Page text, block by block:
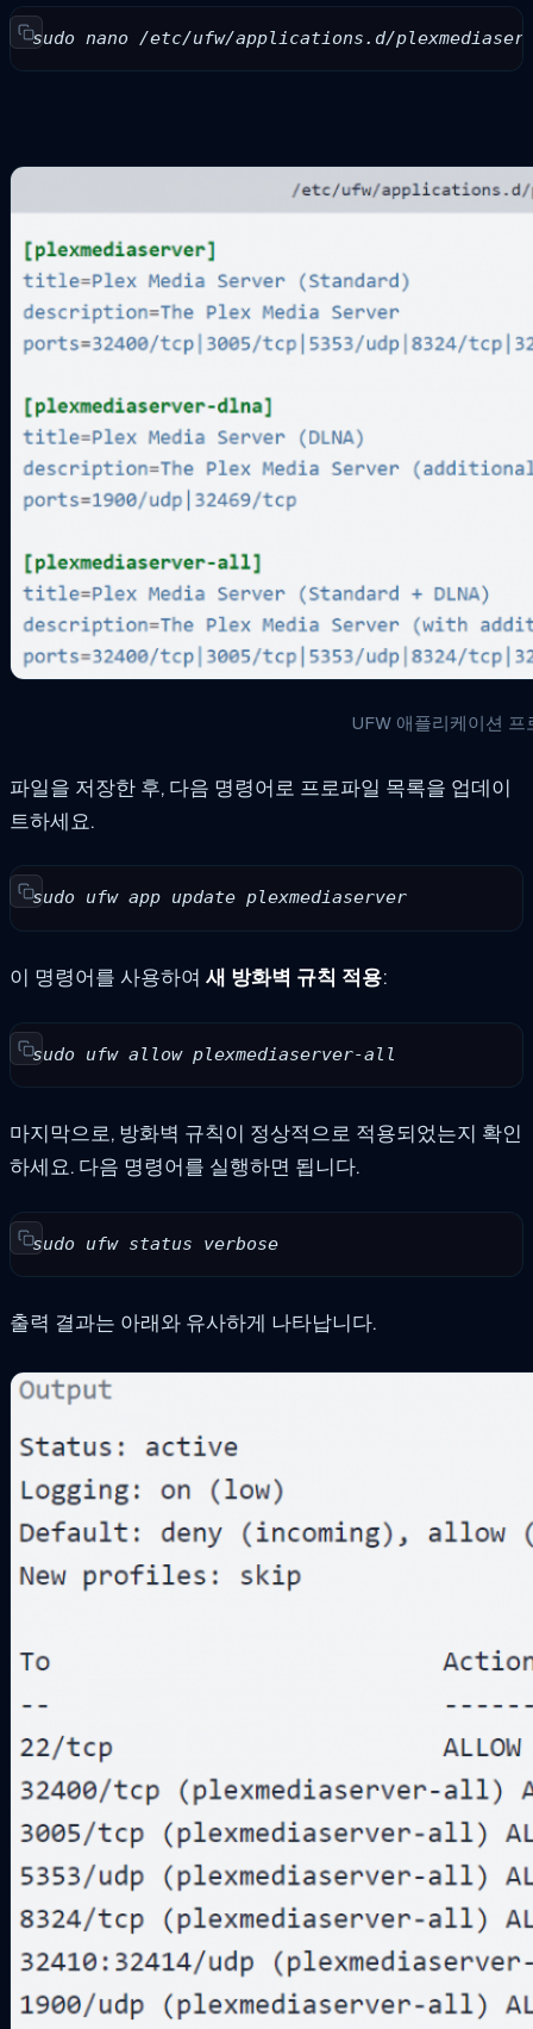
sudo nano /etc/ufw/applications.d/
UFW 애플리케이션 프
파일을 저장한 후, 다음 명령어로 프로파일 목록을 업데이
트하세요.
sudo ufw app update plexmediaserver
이 명령어를 사용하여 새 방화벽 규칙 적용:
sudo ufw allow plexmediaserver-all
마지막으로, 방화벽 규칙이 정상적으로 적용되었는지 확인
하세요. 다음 명령어를 실행하면 됩니다.
sudo ufw status verbose
출력 결과는 아래와 유사하게 나타납니다.